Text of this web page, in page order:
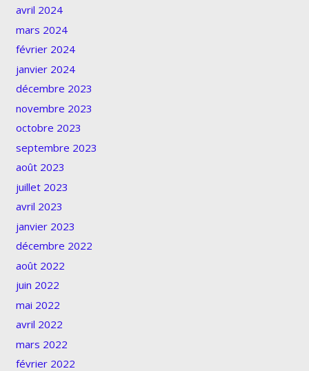
avril 2024
mars 2024
février 2024
janvier 2024
décembre 2023
novembre 2023
octobre 2023
septembre 2023
août 2023
juillet 2023
avril 2023
janvier 2023
décembre 2022
août 2022
juin 2022
mai 2022
avril 2022
mars 2022
février 2022